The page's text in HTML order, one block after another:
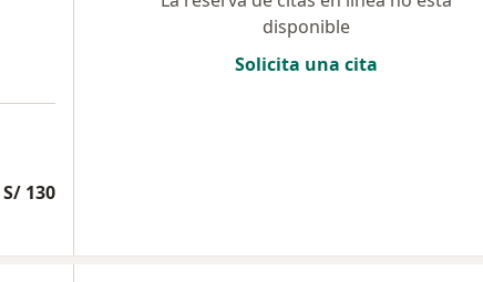
S/ 130
disponible
Solicita una cita